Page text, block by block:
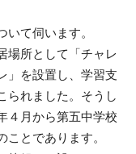
て伺います。
場所として「チャレ
」を設置し、学習支
られました。そうし
４月から第五中学校
とであります。